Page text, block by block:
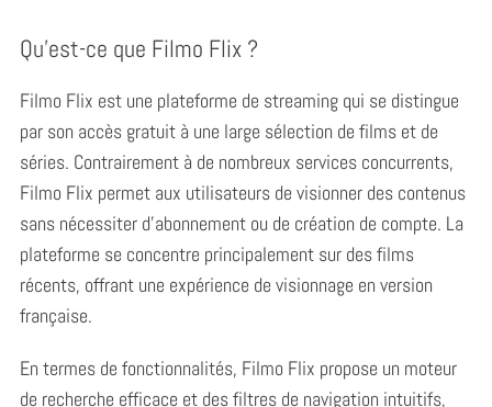
Qu’est-ce que Filmo Flix ?
Filmo Flix est une plateforme de streaming qui se distingue
par son accès gratuit à une large sélection de films et de
séries. Contrairement à de nombreux services concurrents,
Filmo Flix permet aux utilisateurs de visionner des contenus
sans nécessiter d’abonnement ou de création de compte. La
plateforme se concentre principalement sur des films
récents, offrant une expérience de visionnage en version
française.
En termes de fonctionnalités, Filmo Flix propose un moteur
de recherche efficace et des filtres de navigation intuitifs,